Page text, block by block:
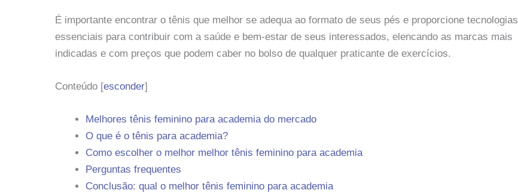
É importante encontrar o tênis que melhor se adequa ao formato de seus pés e proporcione tecnologias
essenciais para contribuir com a saúde e bem-estar de seus interessados, elencando as marcas mais
indicadas e com preços que podem caber no bolso de qualquer praticante de exercícios.
Conteúdo [esconder]
Melhores tênis feminino para academia do mercado
O que é o tênis para academia?
Como escolher o melhor melhor tênis feminino para academia
Perguntas frequentes
Conclusão: qual o melhor tênis feminino para academia